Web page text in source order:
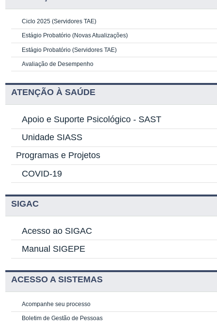
Ciclo 2025 (Servidores TAE)
Estágio Probatório (Novas Atualizações)
Estágio Probatório (Servidores TAE)
Avaliação de Desempenho
ATENÇÃO À SAÚDE
Apoio e Suporte Psicológico - SAST
Unidade SIASS
Programas e Projetos
COVID-19
SIGAC
Acesso ao SIGAC
Manual SIGEPE
ACESSO A SISTEMAS
Acompanhe seu processo
Boletim de Gestão de Pessoas